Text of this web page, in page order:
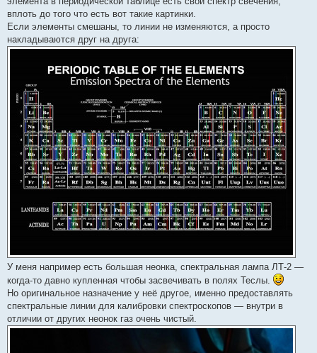
вплоть до того что есть вот такие картинки.
Если элементы смешаны, то линии не изменяются, а просто
накладываются друг на друга:
У меня например есть большая неонка, спектральная лампа ЛТ-2 —
когда-то давно купленная чтобы засвечивать в полях Теслы.
Но оригинальное назначение у неё другое, именно предоставлять
спектральные линии для калибровки спектроскопов — внутри в
отличии от других неонок газ очень чистый.